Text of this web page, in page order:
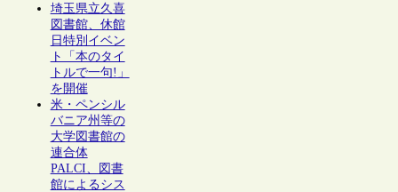
埼玉県立久喜
図書館、休館
日特別イベン
ト「本のタイ
トルで一句!」
を開催
米・ペンシル
バニア州等の
大学図書館の
連合体
PALCI、図書
館によるシス